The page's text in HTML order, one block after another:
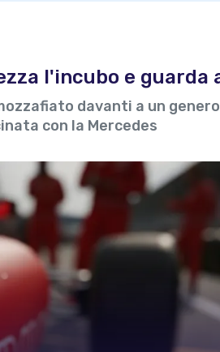
l'incubo e guarda
davanti a un
con la Mercedes